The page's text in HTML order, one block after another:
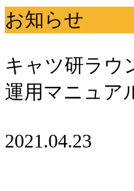
お知らせ
キャツ研ラウ
運用マニュア
2021.04.23